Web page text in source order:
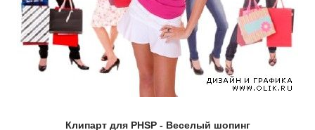
Клипарт для PHSP - Веселый шопинг